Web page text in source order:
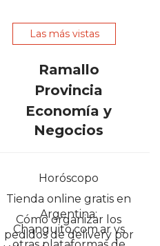
Las más vistas
Ramallo
Provincia
Economía y
Negocios
Horóscopo
Tienda online gratis en
Argentina:
Changuito.com.ar vs
Cómo organizar los
pedidos de delivery por